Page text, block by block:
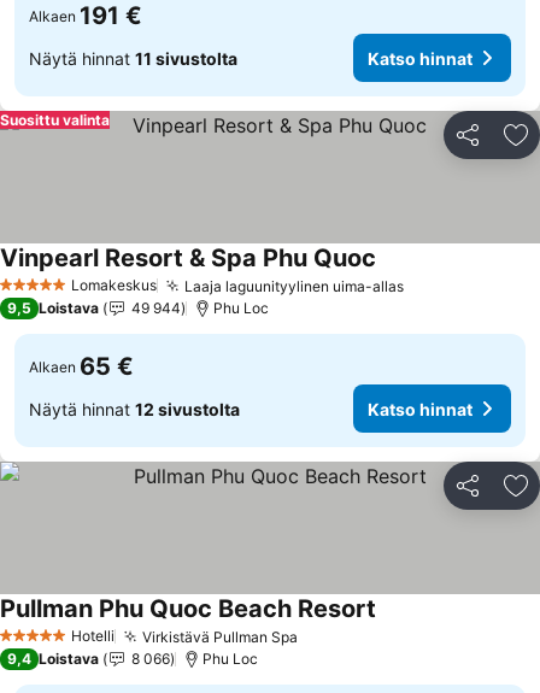
Alkaen 191 €
Näytä hinnat 11 sivustolta Katso hinnat
Jaa
Suosittu valinta
5 TähtiluokitusLomakeskus Laaja laguunityylinen uima-allas
Vinpearl Resort & Spa Phu Quoc
9,5 Loistava 49 944 Phu Loc
Alkaen 65 €
Näytä hinnat 12 sivustolta Katso hinnat
Jaa
5 Tähtiluokitus
Hotelli Virkistävä Pullman Spa
Pullman Phu Quoc Beach Resort
9,4 Loistava 8 066 Phu Loc